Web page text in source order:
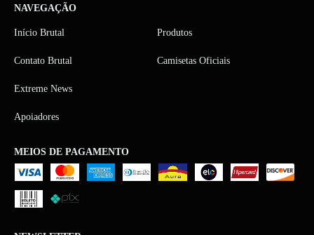
NAVEGAÇÃO
Início Brutal Produtos
Contato Brutal Camisetas Oficiais
Extreme News
Apoiadores
MEIOS DE PAGAMENTO